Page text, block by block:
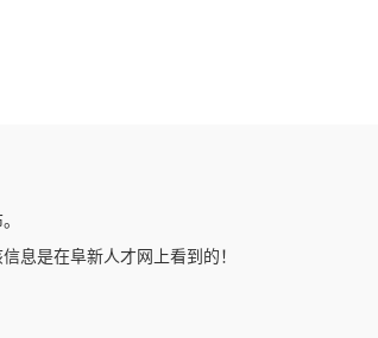
息是在阜新人才网上看到的！